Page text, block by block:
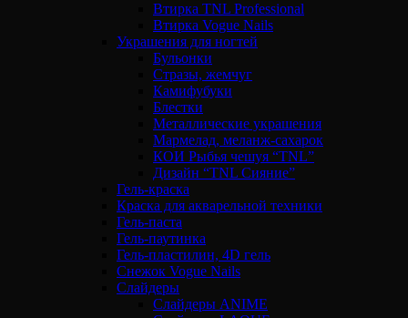
Втирка TNL Professional
Втирка Vogue Nails
Украшения для ногтей
Бульонки
Стразы, жемчуг
Камифубуки
Блестки
Металлические украшения
Мармелад, меланж-сахарок
КОИ Рыбья чешуя “TNL”
Дизайн “TNL Сияние”
Гель-краска
Краска для акварельной техники
Гель-паста
Гель-паутинка
Гель-пластилин, 4D гель
Снежок Vogue Nails
Слайдеры
Слайдеры ANIME